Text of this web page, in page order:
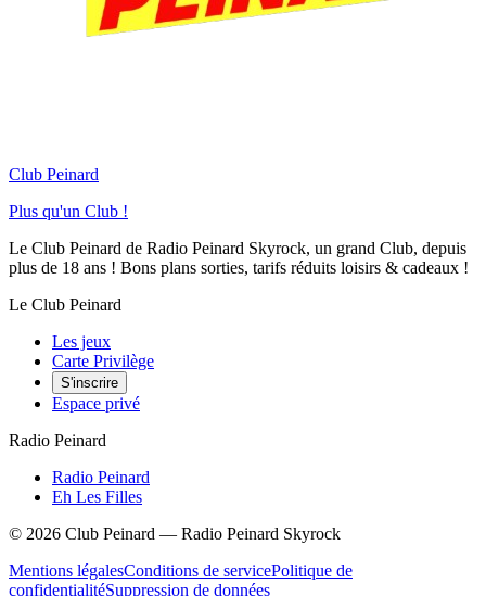
Club Peinard
Plus qu'un Club !
Le Club Peinard de Radio Peinard Skyrock, un grand Club, depuis
plus de 18 ans ! Bons plans sorties, tarifs réduits loisirs & cadeaux !
Le Club Peinard
Les jeux
Carte Privilège
S'inscrire
Espace privé
Radio Peinard
Radio Peinard
Eh Les Filles
© 2026 Club Peinard — Radio Peinard Skyrock
Mentions légalesConditions de servicePolitique de
confidentialitéSuppression de données